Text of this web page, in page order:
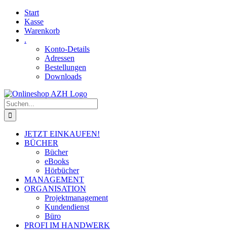
Skip
content
Facebook
YouTubeStart
Kasse
Warenkorb
.
Konto-Details
Adressen
Bestellungen
Downloads
Suche
nach:
JETZT EINKAUFEN!
BÜCHER
Bücher
eBooks
Hörbücher
MANAGEMENT
ORGANISATION
Projektmanagement
Kundendienst
Büro
PROFI IM HANDWERK